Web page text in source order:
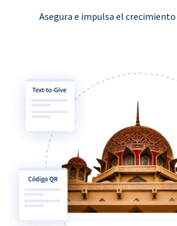
Asegura e impulsa el